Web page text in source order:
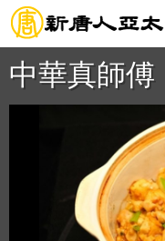
中華真師傅